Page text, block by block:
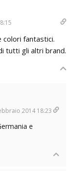
colori fantastici.
tutti gli altri brand.
2014 18:23
e